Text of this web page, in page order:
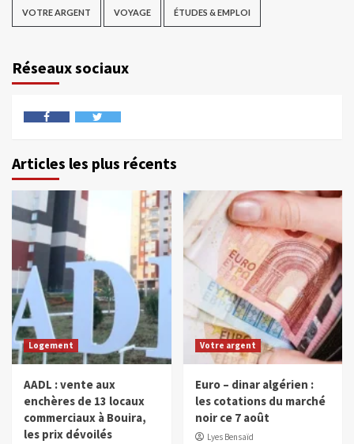
VOTRE ARGENT VOYAGE ÉTUDES & EMPLOI
Réseaux sociaux
Articles les plus récents
Logement
AADL : vente aux
enchères de 13 locaux
commerciaux à Bouira,
les prix dévoilés
Votre argent
Euro – dinar algérien :
les cotations du marché
noir ce 7 août
Lyes Bensaïd